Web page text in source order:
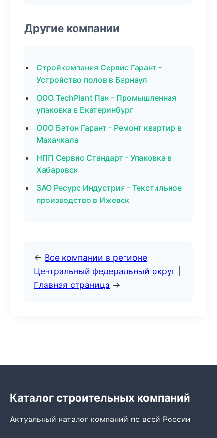
Другие компании
Стройкомпания Сервис Гарант -
Устройство полов в Барнаул
ООО TechPlant Пак - Промышленная
упаковка в Екатеринбург
ООО Бетон Гарант - Ремонт квартир в
Махачкала
НПП Сервис Стандарт - Упаковка в
Хабаровск
ЗАО Ресурс Индустрия - Текстильное
производство в Ижевск
← Все компании в регионе
Центральный федеральный округ
Главная страница →
Каталог строительных компаний
Актуальный каталог компаний по всей России